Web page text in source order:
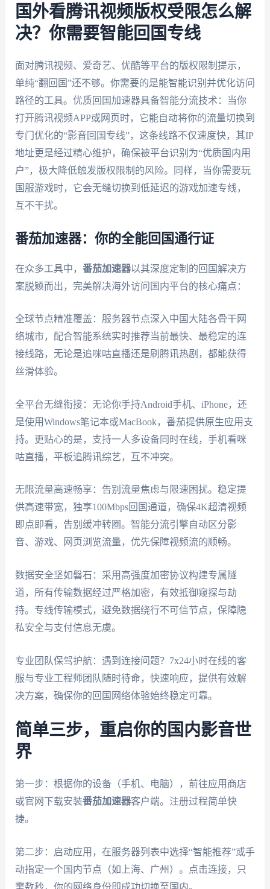
国外看腾讯视频版权受限怎么解
决？你需要智能回国专线
面对腾讯视频、爱奇艺、优酷等平台的版权限制提示，
单纯“翻回国”还不够。你需要的是能智能识别并优化访问
路径的工具。优质回国加速器具备智能分流技术：当你
打开腾讯视频APP或网页时，它能自动将你的流量切换到
专门优化的“影音回国专线”，这条线路不仅速度快，其IP
地址更是经过精心维护，确保被平台识别为“优质国内用
户”，极大降低触发版权限制的风险。同样，当你需要玩
国服游戏时，它会无缝切换到低延迟的游戏加速专线，
互不干扰。
番茄加速器：你的全能回国通行证
在众多工具中， 番茄加速器以其深度定制的回国解决方
案脱颖而出，完美解决海外访问国内平台的核心痛点：
全球节点精准覆盖：服务器节点深入中国大陆各骨干网
络城市，配合智能系统实时推荐当前最快、最稳定的连
接线路，无论是追咪咕直播还是刷腾讯热剧，都能获得
丝滑体验。
全平台无缝衔接：无论你手持Android手机、iPhone，还
是使用Windows笔记本或MacBook，番茄提供原生应用支
持。更贴心的是，支持一人多设备同时在线，手机看咪
咕直播，平板追腾讯综艺，互不冲突。
无限流量高速畅享：告别流量焦虑与限速困扰。稳定提
供高速带宽，独享100Mbps回国通道，确保4K超清视频
即点即看，告别缓冲转圈。智能分流引擎自动区分影
音、游戏、网页浏览流量，优先保障视频流的顺畅。
数据安全坚如磐石：采用高强度加密协议构建专属隧
道，所有传输数据经过严格加密，有效抵御窥探与劫
持。专线传输模式，避免数据绕行不可信节点，保障隐
私安全与支付信息无虞。
专业团队保驾护航：遇到连接问题？7x24小时在线的客
服与专业工程师团队随时待命，快速响应，提供有效解
决方案，确保你的回国网络体验始终稳定可靠。
简单三步，重启你的国内影音世
界
第一步：根据你的设备（手机、电脑），前往应用商店
或官网下载安装番茄加速器客户端。注册过程简单快
捷。
第二步：启动应用，在服务器列表中选择“智能推荐”或手
动指定一个国内节点（如上海、广州）。点击连接，只
需数秒，你的网络身份即成功切换至国内。